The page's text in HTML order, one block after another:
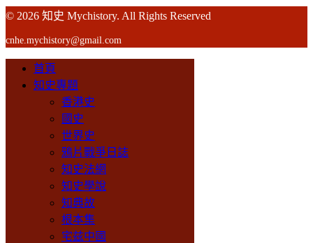
© 2026 知史 Mychistory. All Rights Reserved
cnhe.mychistory@gmail.com
首頁
知史專題
香港史
國史
世界史
鴉片戰爭日誌
知史法網
知史學說
知典故
根本集
宅兹中國